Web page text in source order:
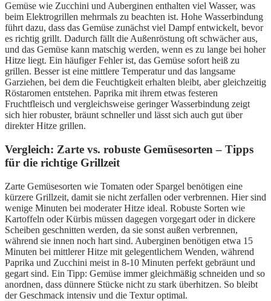
Gemüse wie Zucchini und Auberginen enthalten viel Wasser, was
beim Elektrogrillen mehrmals zu beachten ist. Hohe Wasserbindung
führt dazu, dass das Gemüse zunächst viel Dampf entwickelt, bevor
es richtig grillt. Dadurch fällt die Außenröstung oft schwächer aus,
und das Gemüse kann matschig werden, wenn es zu lange bei hoher
Hitze liegt. Ein häufiger Fehler ist, das Gemüse sofort heiß zu
grillen. Besser ist eine mittlere Temperatur und das langsame
Garziehen, bei dem die Feuchtigkeit erhalten bleibt, aber gleichzeitig
Röstaromen entstehen. Paprika mit ihrem etwas festeren
Fruchtfleisch und vergleichsweise geringer Wasserbindung zeigt
sich hier robuster, bräunt schneller und lässt sich auch gut über
direkter Hitze grillen.
Vergleich: Zarte vs. robuste Gemüsesorten – Tipps
für die richtige Grillzeit
Zarte Gemüsesorten wie Tomaten oder Spargel benötigen eine
kürzere Grillzeit, damit sie nicht zerfallen oder verbrennen. Hier sind
wenige Minuten bei moderater Hitze ideal. Robuste Sorten wie
Kartoffeln oder Kürbis müssen dagegen vorgegart oder in dickere
Scheiben geschnitten werden, da sie sonst außen verbrennen,
während sie innen noch hart sind. Auberginen benötigen etwa 15
Minuten bei mittlerer Hitze mit gelegentlichem Wenden, während
Paprika und Zucchini meist in 8-10 Minuten perfekt gebräunt und
gegart sind. Ein Tipp: Gemüse immer gleichmäßig schneiden und so
anordnen, dass dünnere Stücke nicht zu stark überhitzen. So bleibt
der Geschmack intensiv und die Textur optimal.